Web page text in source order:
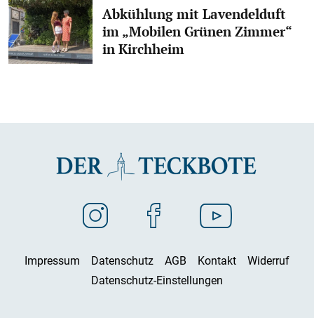
Abkühlung mit Lavendelduft
im „Mobilen Grünen Zimmer“
in Kirchheim
Impressum Datenschutz AGB Kontakt
Widerruf
Datenschutz-Einstellungen